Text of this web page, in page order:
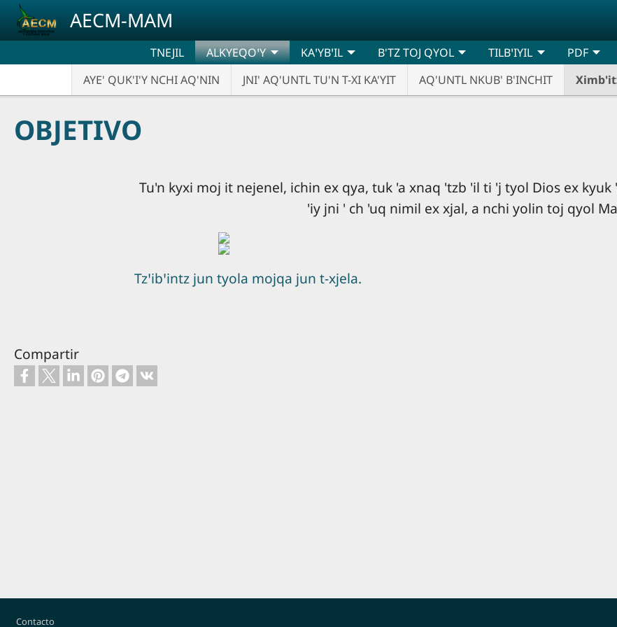
Pasar al contenido principal
AECM-MAM
TNEJIL
ALKYEQOꞌY
AYE' QUK'I'Y NCHI AQ'NIN
JNI' AQ'UNTL TU'N T-XI KA'YIT AQ'UNTL NKUB' B'INCHIT
KAꞌYBꞌIL B'TZ TOJ QYOL TILBꞌIYIL PDF
OBJETIVO
Tu'n kyxi moj it nejenel, ichin ex qya, tuk 'a xnaq 'tzb 'il ti 'j tyol Dios ex
'iy jni ' ch 'uq nimil ex xjal, a nchi yolin toj qyol
Tzꞌibꞌintz jun tyola mojqa jun t-xjela.
Compartir
Footer
Contacto